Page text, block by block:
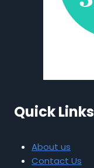
Quick Links
About us
Contact Us